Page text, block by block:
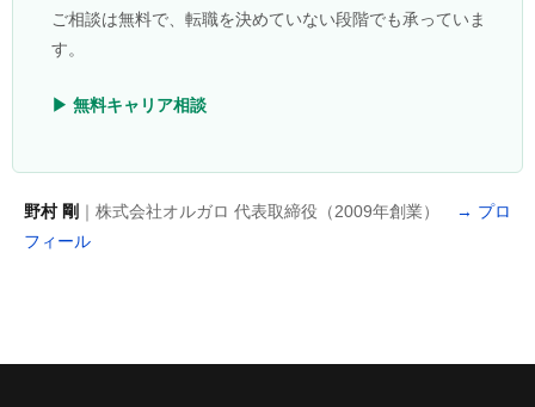
ご相談は無料で、転職を決めていない段階でも承っていま
す。
▶ 無料キャリア相談
野村 剛 ｜株式会社オルガロ 代表取締役（2009年創業）
→ プロ
フィール